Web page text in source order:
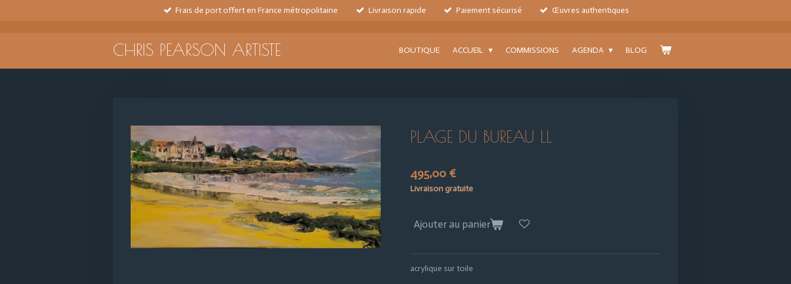
Frais de port offert en France métropolitaine Livraison rapide Paiement sécurisé Œuvres authentiques
CHRIS PEARSON ARTISTE BOUTIQUE ACCUEIL COMMISSIONS AGENDA BLOG
PLAGE DU BUREAU LL
495,00 €
Livraison gratuite
Ajouter au panier
acrylique sur toile